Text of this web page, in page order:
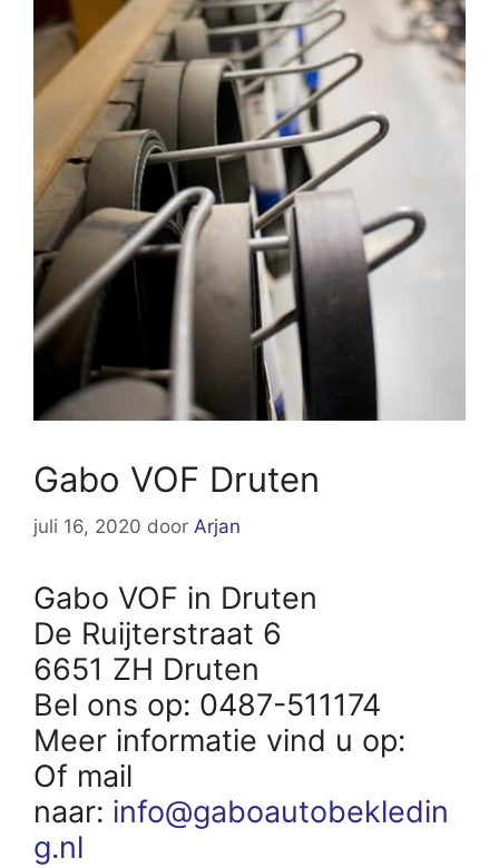
Gabo VOF Druten
juli 16, 2020 door Arjan
Gabo VOF in Druten
De Ruijterstraat 6
6651 ZH Druten
Bel ons op: 0487-511174
Meer informatie vind u op:
Of mail
naar: info@gaboautobekledin
g.nl